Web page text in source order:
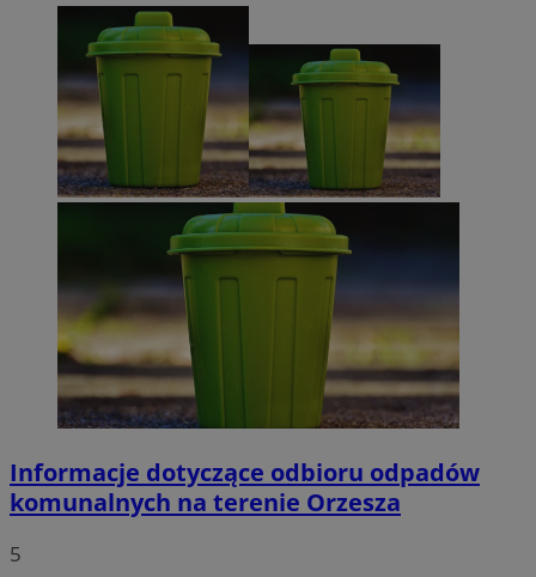
Informacje dotyczące odbioru odpadów
komunalnych na terenie Orzesza
5